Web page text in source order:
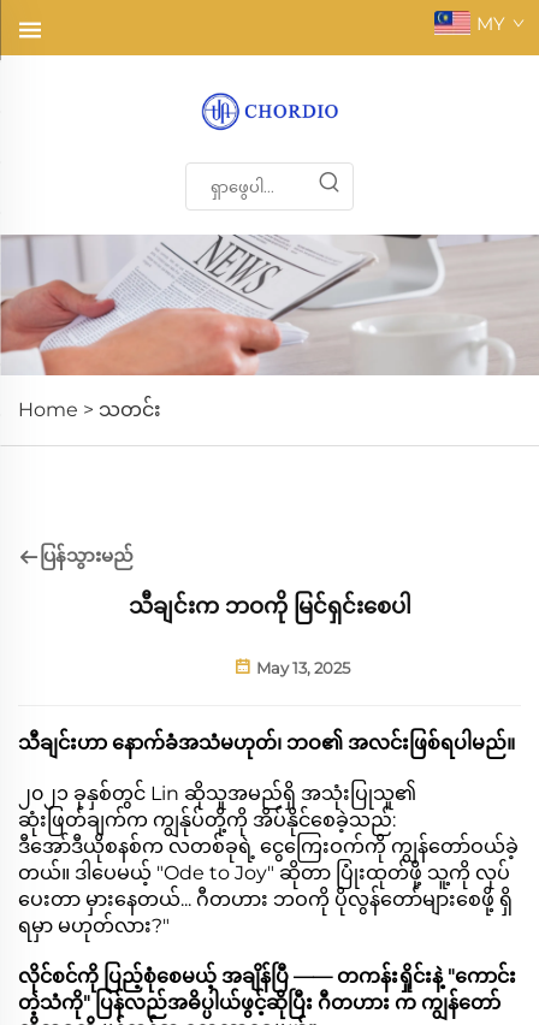
MY
Home > သတင်း
ပြန်သွားမည်
သီချင်းက ဘဝကို မြင်ရှင်းစေပါ
May 13, 2025
သီချင်းဟာ နောက်ခံအသံမဟုတ်၊ ဘဝ၏ အလင်းဖြစ်ရပါမည်။
၂၀၂၁ ခုနှစ်တွင် Lin ဆိုသူအမည်ရှိ အသုံးပြုသူ၏
ဆုံးဖြတ်ချက်က ကျွန်ုပ်တို့ကို အိပ်နိုင်စေခဲ့သည်:
ဒီအော်ဒီယိုစနစ်က လတစ်ခုရဲ့ ငွေကြေးဝက်ကို ကျွန်တော်ဝယ်ခဲ့
တယ်။ ဒါပေမယ့် "Ode to Joy" ဆိုတာ ပြုံးထုတ်ဖို့ သူ့ကို လုပ်
ပေးတာ မှားနေတယ်... ဂီတဟား ဘဝကို ပိုလွန်တော်များစေဖို့ ရှိ
ရမှာ မဟုတ်လား?"
လိုင်စင်ကို ပြည့်စုံစေမယ့် အချိန်ပြီ —— တကန်းရှိုင်းနဲ့ "ကောင်း
တဲ့သံကို" ပြန်လည်အဓိပ္ပါယ်ဖွင့်ဆိုပြီး ဂီတဟား က ကျွန်တော်